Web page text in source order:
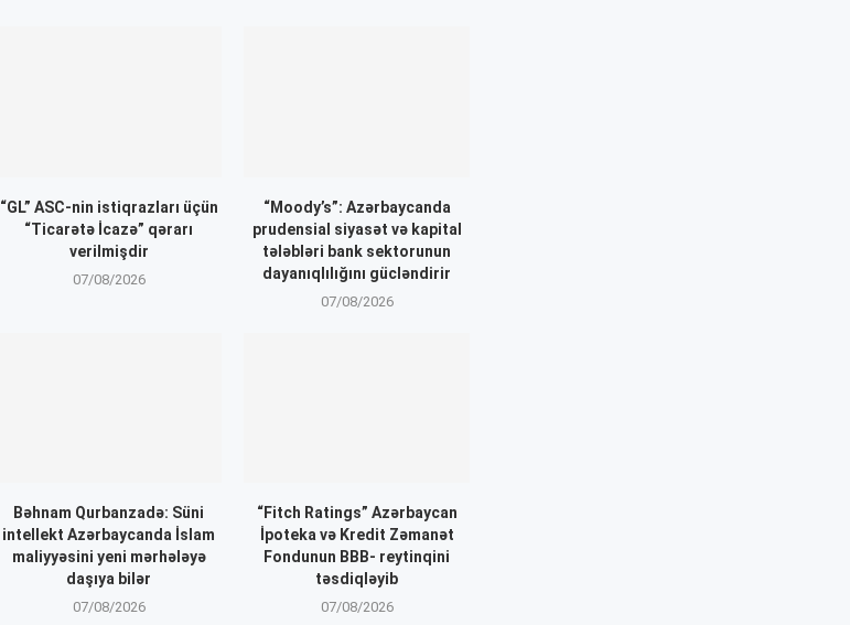
“GL” ASC-nin istiqrazları üçün
“Ticarətə İcazə” qərarı
verilmişdir
07/08/2026
“Moody’s”: Azərbaycanda
prudensial siyasət və kapital
tələbləri bank sektorunun
dayanıqlılığını gücləndirir
07/08/2026
Bəhnam Qurbanzadə: Süni
intellekt Azərbaycanda İslam
maliyyəsini yeni mərhələyə
daşıya bilər
07/08/2026
“Fitch Ratings” Azərbaycan
İpoteka və Kredit Zəmanət
Fondunun BBB- reytinqini
təsdiqləyib
07/08/2026